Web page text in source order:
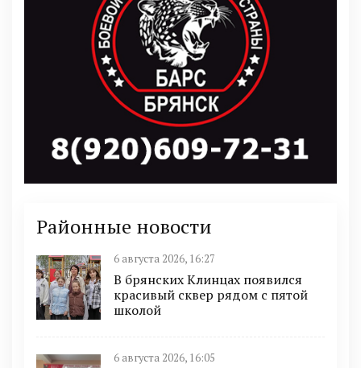
Районные новости
6 августа 2026, 16:27
В брянских Клинцах появился
красивый сквер рядом с пятой
школой
6 августа 2026, 16:05